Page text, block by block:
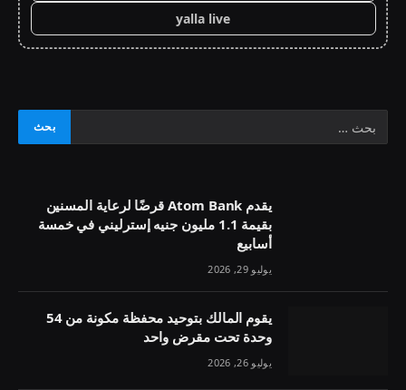
yalla live
يقدم Atom Bank قرضًا لرعاية المسنين
بقيمة 1.1 مليون جنيه إسترليني في خمسة
أسابيع
يوليو 29, 2026
يقوم المالك بتوحيد محفظة مكونة من 54
وحدة تحت مقرض واحد
يوليو 26, 2026